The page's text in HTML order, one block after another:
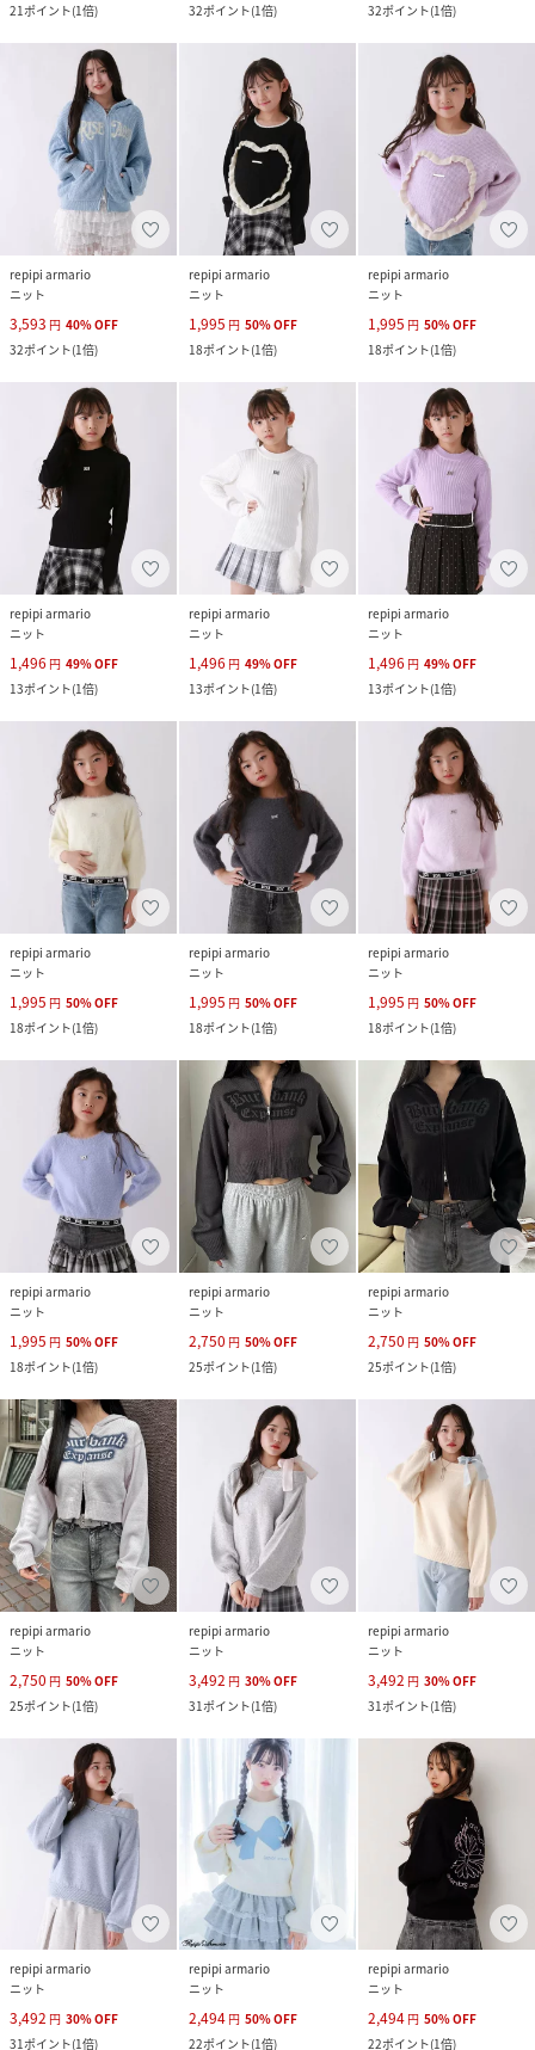
21ポイント(1倍)
32ポイント(1倍)
32ポイント(1倍)
repipi armario
ニット
3,593 円 40%OFF
32ポイント(1倍)
repipi armario
ニット
1,995 円 50%OFF
18ポイント(1倍)
repipi armario
ニット
1,995 円 50%OFF
18ポイント(1倍)
repipi armario
ニット
1,496 円 49%OFF
13ポイント(1倍)
repipi armario
ニット
1,496 円 49%OFF
13ポイント(1倍)
repipi armario
ニット
1,496 円 49%OFF
13ポイント(1倍)
repipi armario
ニット
1,995 円 50%OFF
18ポイント(1倍)
repipi armario
ニット
1,995 円 50%OFF
18ポイント(1倍)
repipi armario
ニット
1,995 円 50%OFF
18ポイント(1倍)
repipi armario
ニット
1,995 円 50%OFF
18ポイント(1倍)
repipi armario
ニット
2,750 円 50%OFF
25ポイント(1倍)
repipi armario
ニット
2,750 円 50%OFF
25ポイント(1倍)
repipi armario
ニット
2,750 円 50%OFF
25ポイント(1倍)
repipi armario
ニット
3,492 円 30%OFF
31ポイント(1倍)
repipi armario
ニット
3,492 円 30%OFF
31ポイント(1倍)
repipi armario
ニット
3,492 円 30%OFF
31ポイント(1倍)
repipi armario
ニット
2,494 円 50%OFF
22ポイント(1倍)
repipi armario
ニット
2,494 円 50%OFF
22ポイント(1倍)